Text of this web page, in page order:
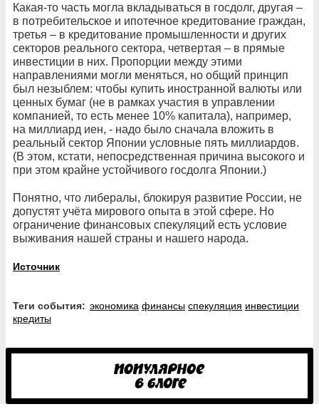
Какая-то часть могла вкладываться в госдолг, другая –
в потребительское и ипотечное кредитование граждан,
третья – в кредитование промышленности и других
секторов реального сектора, четвертая – в прямые
инвестиции в них. Пропорции между этими
направлениями могли меняться, но общий принцип
был незыблем: чтобы купить иностранной валюты или
ценных бумаг (не в рамках участия в управлении
компанией, то есть менее 10% капитала), например,
на миллиард иен, - надо было сначала вложить в
реальный сектор Японии условные пять миллиардов.
(В этом, кстати, непосредственная причина высокого и
при этом крайне устойчивого госдолга Японии.)
Понятно, что либералы, блокируя развитие России, не
допустят учёта мирового опыта в этой сфере. Но
ограничение финансовых спекуляций есть условие
выживания нашей страны и нашего народа.
Источник
Теги события: экономика финансы спекуляция инвестиции
кредиты